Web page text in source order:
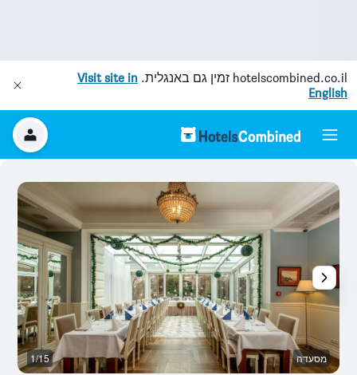
hotelscombined.co.il זמין גם באנגלית. Visit site in
English
מסעדה 1/15